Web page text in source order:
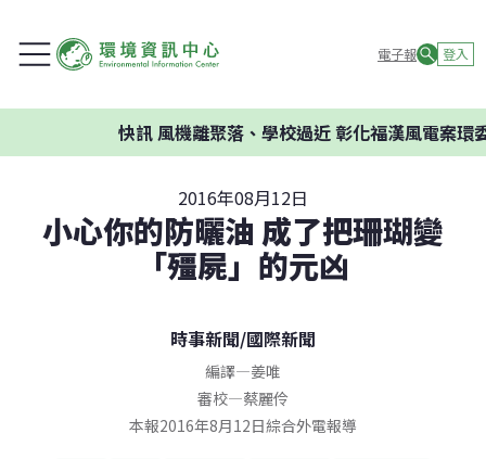
電子報 登入
風機離聚落、學校過近 彰化福漢風電案環委建
2016年08月12日
小心你的防曬油 成了把珊瑚變
「殭屍」的元凶
時事新聞/國際新聞
編譯—姜唯
審校—蔡麗伶
本報2016年8月12日綜合外電報導